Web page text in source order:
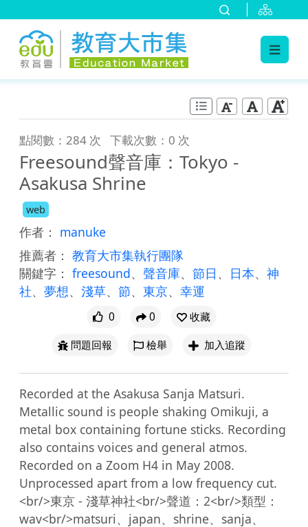
點閱數：284 次 下載次數：0 次
Freesound聲音庫：Tokyo -
Asakusa Shrine
web
作者： manuke
推薦者： 教育大市集執行團隊
關鍵字： freesound、 聲音庫、 節日 、 日本、 神
社、 夢想、 淺草、 節、 東京、 幸運
0 0
收藏
問題回報
檢舉 加入追蹤
Recorded at the Asakusa Sanja Matsuri.
Metallic sound is people shaking Omikuji, a
metal box containing fortune sticks. Recording
also contains voices and general atmos.
Recorded on a Zoom H4 in May 2008.
Unprocessed apart from a low frequency cut.
<br/>東京 - 淺草神社<br/>聲道：2<br/>類型：
wav<br/>matsuri、japan、shrine、sanja、